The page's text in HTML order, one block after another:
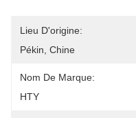
Lieu D'origine:
Pékin, Chine
Nom De Marque:
HTY